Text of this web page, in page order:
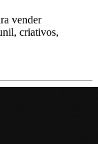
vender
criativos,